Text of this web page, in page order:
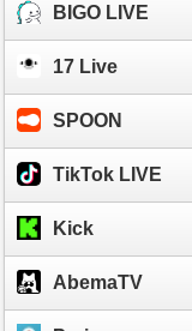
BIGO LIVE
17 Live
SPOON
TikTok LIVE
Kick
AbemaTV